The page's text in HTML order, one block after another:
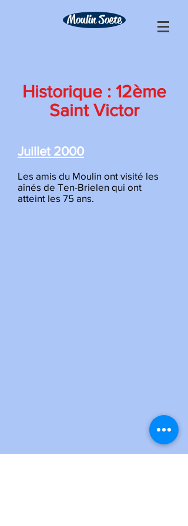
Moulin Soete
Historique : 12ème
Saint Victor
Juillet 2000
Les amis du Moulin ont visité les
aînés de Ten-Brielen qui ont
atteint les 75 ans.